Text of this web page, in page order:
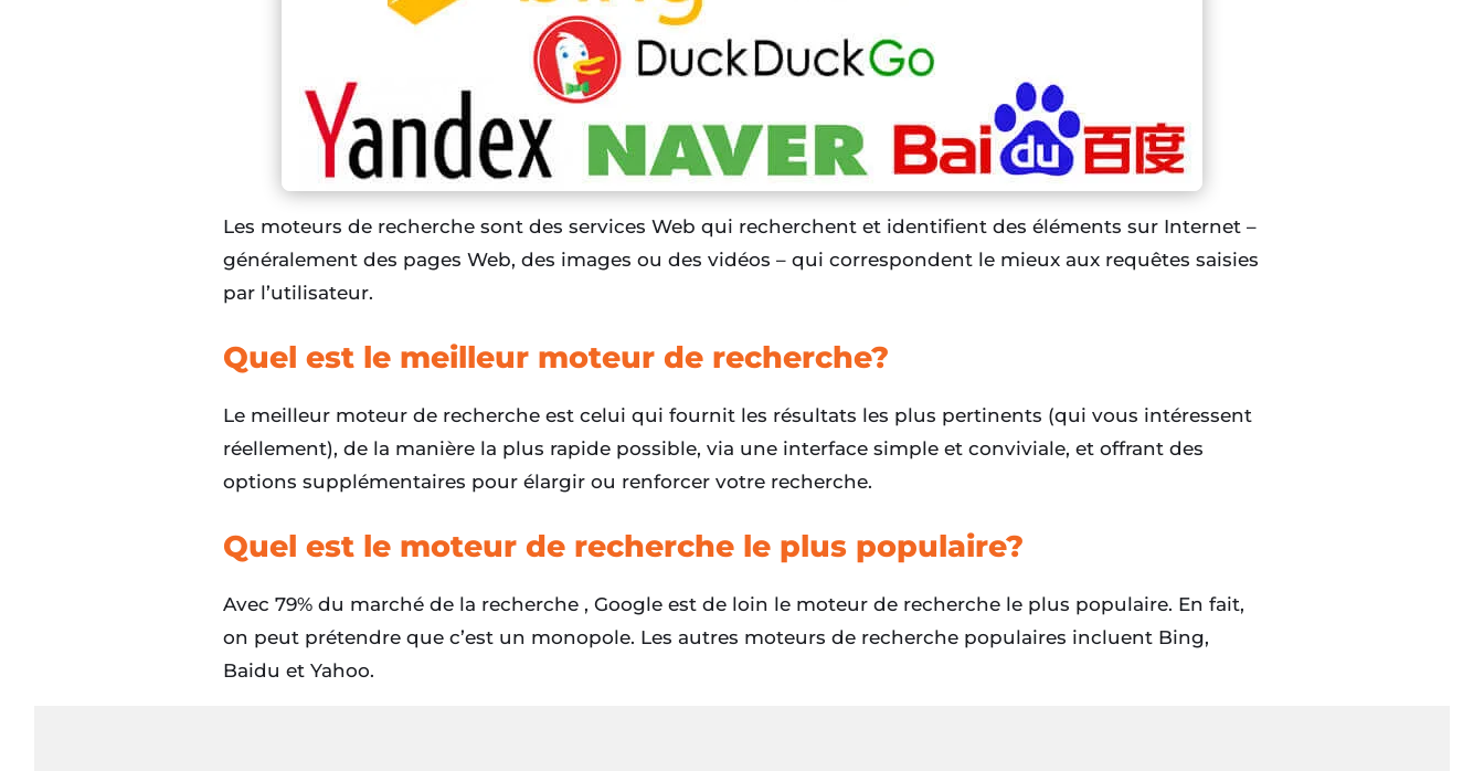
Les moteurs de recherche sont des services Web qui recherchent et identifient des éléments sur Internet –
généralement des pages Web, des images ou des vidéos – qui correspondent le mieux aux requêtes saisies
par l’utilisateur.
Quel est le meilleur moteur de recherche?
Le meilleur moteur de recherche est celui qui fournit les résultats les plus pertinents (qui vous intéressent
réellement), de la manière la plus rapide possible, via une interface simple et conviviale, et offrant des
options supplémentaires pour élargir ou renforcer votre recherche.
Quel est le moteur de recherche le plus populaire?
Avec 79% du marché de la recherche , Google est de loin le moteur de recherche le plus populaire. En fait,
on peut prétendre que c’est un monopole. Les autres moteurs de recherche populaires incluent Bing,
Baidu et Yahoo.